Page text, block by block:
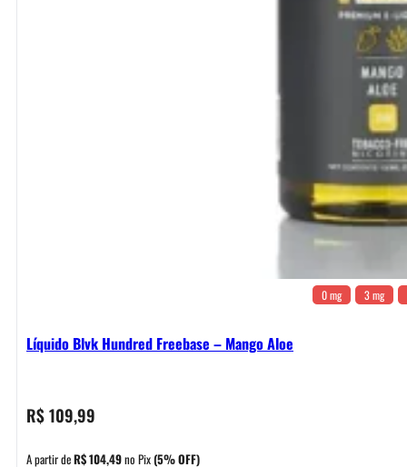
0 mg 3 mg
Líquido Blvk Hundred Freebase – Mango Aloe
R$109,99
A partir deR$104,49no Pix(5% OFF)